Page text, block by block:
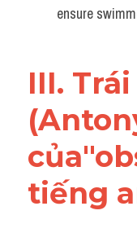
ensure
III.
tiếng